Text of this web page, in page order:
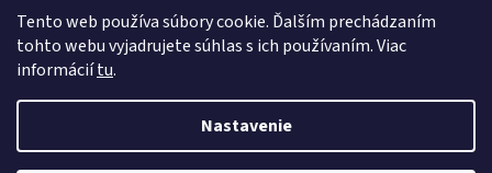
Tento web používa súbory cookie. Ďalším prechádzaním
tohto webu vyjadrujete súhlas s ich používaním. Viac
informáciítu.
Nastavenie
Vytvoril Shoptet